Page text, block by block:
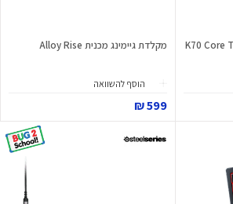
מקלדת גיימינג מכנית Alloy Rise
הוסף להשוואה
599 ₪